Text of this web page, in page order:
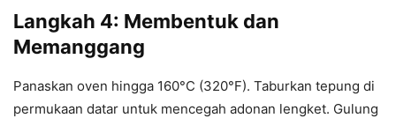
Langkah 4: Membentuk dan
Memanggang
Panaskan oven hingga 160°C (320°F). Taburkan tepung di
permukaan datar untuk mencegah adonan lengket. Gulung